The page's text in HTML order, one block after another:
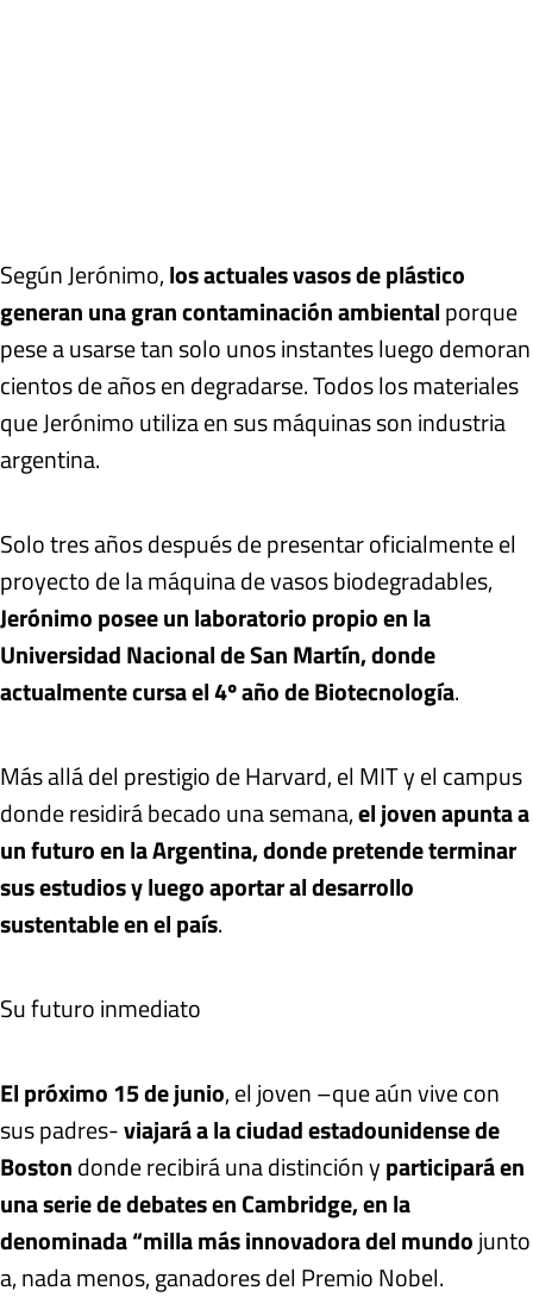
Según Jerónimo,los actuales vasos de plástico
generan una gran contaminación ambientalporque
pese a usarse tan solo unos instantes luego demoran
cientos de años en degradarse. Todos los materiales
que Jerónimo utiliza en sus máquinas son industria
argentina.
Solo tres años después de presentar oficialmente el
proyecto de la máquina de vasos biodegradables,
Jerónimo posee un laboratorio propio en la
Universidad Nacional de San Martín, donde
actualmente cursa el 4º año de Biotecnología.
Más allá del prestigio de Harvard, el MIT y el campus
donde residirá becado una semana,el joven apunta a
un futuro en la Argentina, donde pretende terminar
sus estudios y luego aportar al desarrollo
sustentable en el país.
Su futuro inmediato
El próximo 15 de junio, el joven –que aún vive con
sus padres-viajará a la ciudad estadounidense de
Bostondonde recibirá una distinción yparticipará en
una serie de debates en Cambridge, en la
denominada “milla más innovadora del mundojunto
a, nada menos, ganadores del Premio Nobel.